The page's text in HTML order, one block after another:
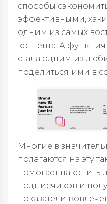
способы
эффективными,
одним из самых
контента. А
стала одним из
поделиться ими в
Многие в
полагаются на эту
помогает накопить
подписчиков и
показатели